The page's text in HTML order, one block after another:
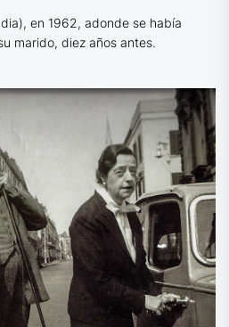
en 1962, adonde se había
marido, diez años antes.